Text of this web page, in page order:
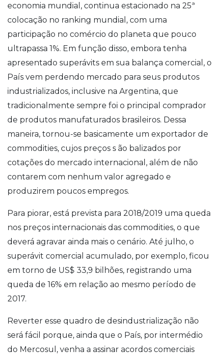
economia mundial, continua estacionado na 25ª
colocação no ranking mundial, com uma
participação no comércio do planeta que pouco
ultrapassa 1%. Em função disso, embora tenha
apresentado superávits em sua balança comercial, o
País vem perdendo mercado para seus produtos
industrializados, inclusive na Argentina, que
tradicionalmente sempre foi o principal comprador
de produtos manufaturados brasileiros. Dessa
maneira, tornou-se basicamente um exportador de
commodities, cujos preços s ão balizados por
cotações do mercado internacional, além de não
contarem com nenhum valor agregado e
produzirem poucos empregos.
Para piorar, está prevista para 2018/2019 uma queda
nos preços internacionais das commodities, o que
deverá agravar ainda mais o cenário. Até julho, o
superávit comercial acumulado, por exemplo, ficou
em torno de US$ 33,9 bilhões, registrando uma
queda de 16% em relação ao mesmo período de
2017.
Reverter esse quadro de desindustrialização não
será fácil porque, ainda que o País, por intermédio
do Mercosul, venha a assinar acordos comerciais